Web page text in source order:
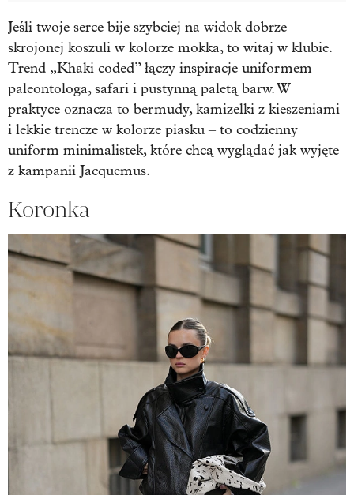
Jeśli twoje serce bije szybciej na widok dobrze
skrojonej koszuli w kolorze mokka, to witaj w klubie.
Trend „Khaki coded” łączy inspiracje uniformem
paleontologa, safari i pustynną paletą barw. W
praktyce oznacza to bermudy, kamizelki z kieszeniami
i lekkie trencze w kolorze piasku – to codzienny
uniform minimalistek, które chcą wyglądać jak wyjęte
z kampanii Jacquemus.
Koronka